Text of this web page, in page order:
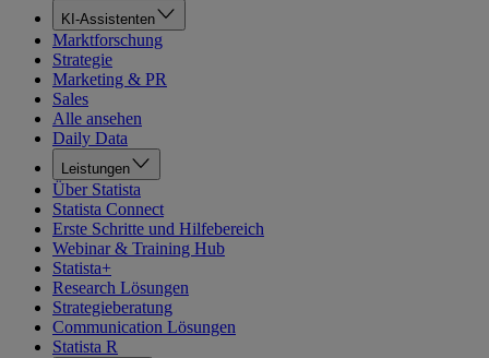
KI-Assistenten
Marktforschung
Strategie
Marketing & PR
Sales
Alle ansehen
Daily Data
Leistungen
Über Statista
Statista Connect
Erste Schritte und Hilfebereich
Webinar & Training Hub
Statista+
Research Lösungen
Strategieberatung
Communication Lösungen
Statista R